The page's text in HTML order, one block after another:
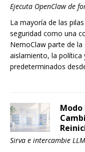
Ejecuta OpenClaw de
La mayoría de las
seguridad como una
NemoClaw parte de
aislamiento, la
predeterminados
Modo
Sirva e intercambie